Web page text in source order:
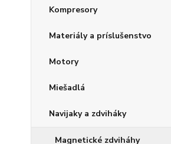
Kompresory
Materiály a príslušenstvo
Motory
Miešadlá
Navijaky a zdviháky
Magnetické zdviháhy